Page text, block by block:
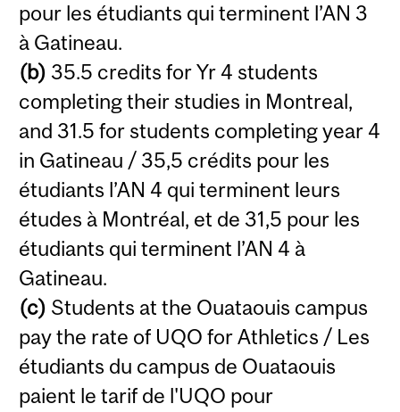
pour les étudiants qui terminent l’AN 3
à Gatineau.
(b) 35.5 credits for Yr 4 students
completing their studies in Montreal,
and 31.5 for students completing year 4
in Gatineau / 35,5 crédits pour les
étudiants l’AN 4 qui terminent leurs
études à Montréal, et de 31,5 pour les
étudiants qui terminent l’AN 4 à
Gatineau.
(c) Students at the Ouataouis campus
pay the rate of UQO for Athletics / Les
étudiants du campus de Ouataouis
paient le tarif de l'UQO pour